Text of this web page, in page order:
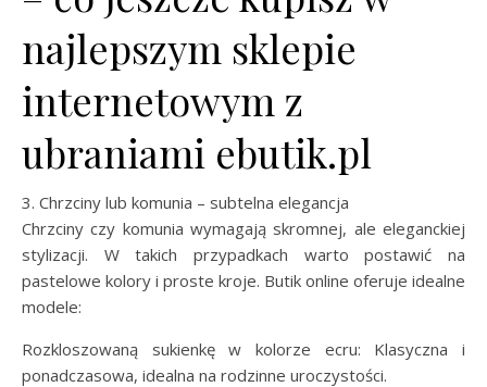
najlepszym sklepie
internetowym z
ubraniami ebutik.pl
3. Chrzciny lub komunia – subtelna elegancja
Chrzciny czy komunia wymagają skromnej, ale eleganckiej
stylizacji. W takich przypadkach warto postawić na
pastelowe kolory i proste kroje. Butik online oferuje idealne
modele:
Rozkloszowaną sukienkę w kolorze ecru: Klasyczna i
ponadczasowa, idealna na rodzinne uroczystości.